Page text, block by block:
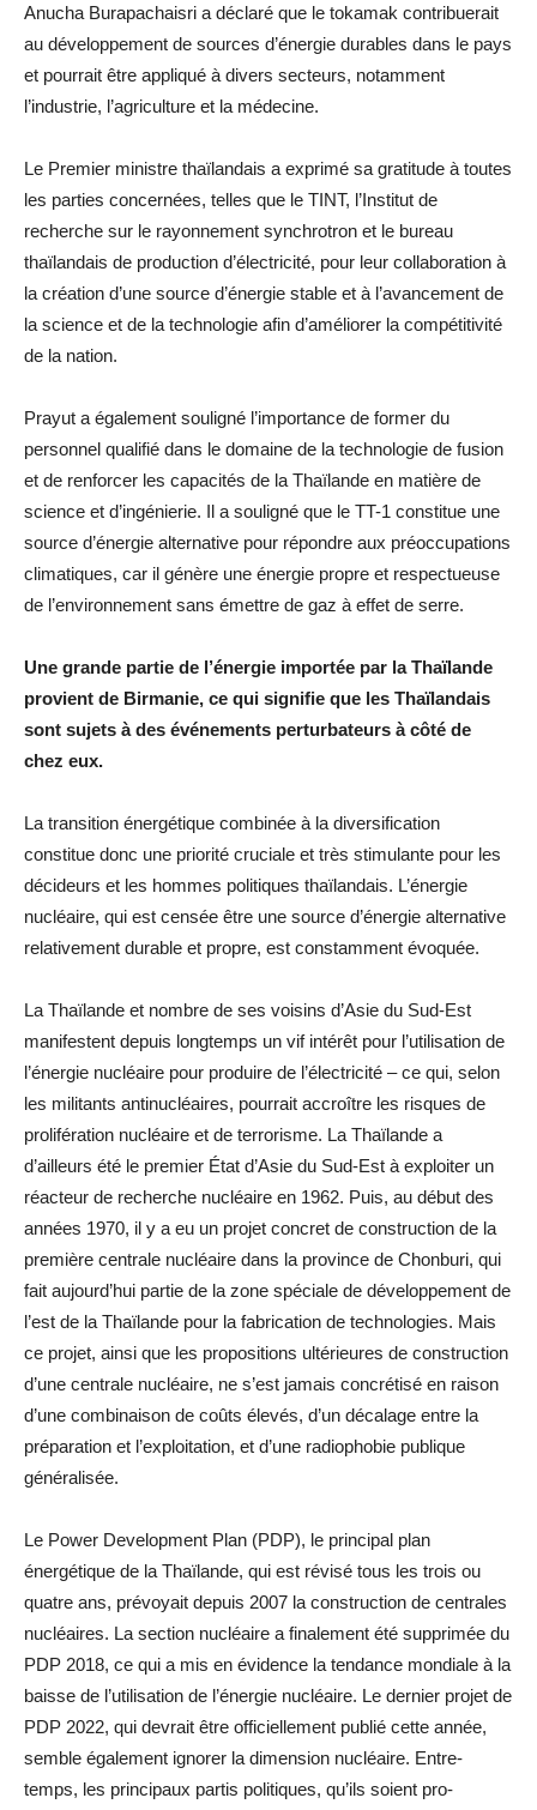
Anucha Burapachaisri a déclaré que le tokamak contribuerait
au développement de sources d’énergie durables dans le pays
et pourrait être appliqué à divers secteurs, notamment
l’industrie, l’agriculture et la médecine.
Le Premier ministre thaïlandais a exprimé sa gratitude à toutes
les parties concernées, telles que le TINT, l’Institut de
recherche sur le rayonnement synchrotron et le bureau
thaïlandais de production d’électricité, pour leur collaboration à
la création d’une source d’énergie stable et à l’avancement de
la science et de la technologie afin d’améliorer la compétitivité
de la nation.
Prayut a également souligné l’importance de former du
personnel qualifié dans le domaine de la technologie de fusion
et de renforcer les capacités de la Thaïlande en matière de
science et d’ingénierie. Il a souligné que le TT-1 constitue une
source d’énergie alternative pour répondre aux préoccupations
climatiques, car il génère une énergie propre et respectueuse
de l’environnement sans émettre de gaz à effet de serre.
Une grande partie de l’énergie importée par la Thaïlande
provient de Birmanie, ce qui signifie que les Thaïlandais
sont sujets à des événements perturbateurs à côté de
chez eux.
La transition énergétique combinée à la diversification
constitue donc une priorité cruciale et très stimulante pour les
décideurs et les hommes politiques thaïlandais. L’énergie
nucléaire, qui est censée être une source d’énergie alternative
relativement durable et propre, est constamment évoquée.
La Thaïlande et nombre de ses voisins d’Asie du Sud-Est
manifestent depuis longtemps un vif intérêt pour l’utilisation de
l’énergie nucléaire pour produire de l’électricité – ce qui, selon
les militants antinucléaires, pourrait accroître les risques de
prolifération nucléaire et de terrorisme. La Thaïlande a
d’ailleurs été le premier État d’Asie du Sud-Est à exploiter un
réacteur de recherche nucléaire en 1962. Puis, au début des
années 1970, il y a eu un projet concret de construction de la
première centrale nucléaire dans la province de Chonburi, qui
fait aujourd’hui partie de la zone spéciale de développement de
l’est de la Thaïlande pour la fabrication de technologies. Mais
ce projet, ainsi que les propositions ultérieures de construction
d’une centrale nucléaire, ne s’est jamais concrétisé en raison
d’une combinaison de coûts élevés, d’un décalage entre la
préparation et l’exploitation, et d’une radiophobie publique
généralisée.
Le Power Development Plan (PDP), le principal plan
énergétique de la Thaïlande, qui est révisé tous les trois ou
quatre ans, prévoyait depuis 2007 la construction de centrales
nucléaires. La section nucléaire a finalement été supprimée du
PDP 2018, ce qui a mis en évidence la tendance mondiale à la
baisse de l’utilisation de l’énergie nucléaire. Le dernier projet de
PDP 2022, qui devrait être officiellement publié cette année,
semble également ignorer la dimension nucléaire. Entre-
temps, les principaux partis politiques, qu’ils soient pro-